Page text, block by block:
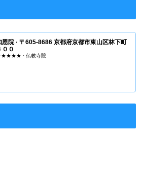
恩院 · 〒605-8686 京都府京都市東山区林下町
００
· 仏教寺院